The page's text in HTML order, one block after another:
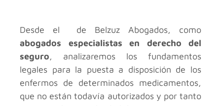
Desde el
de Belzuz Abogados, como
abogados especialistas en derecho del
seguro, analizaremos los fundamentos
legales para la puesta a disposición de los
enfermos de determinados medicamentos,
que no están todavía autorizados y por tanto